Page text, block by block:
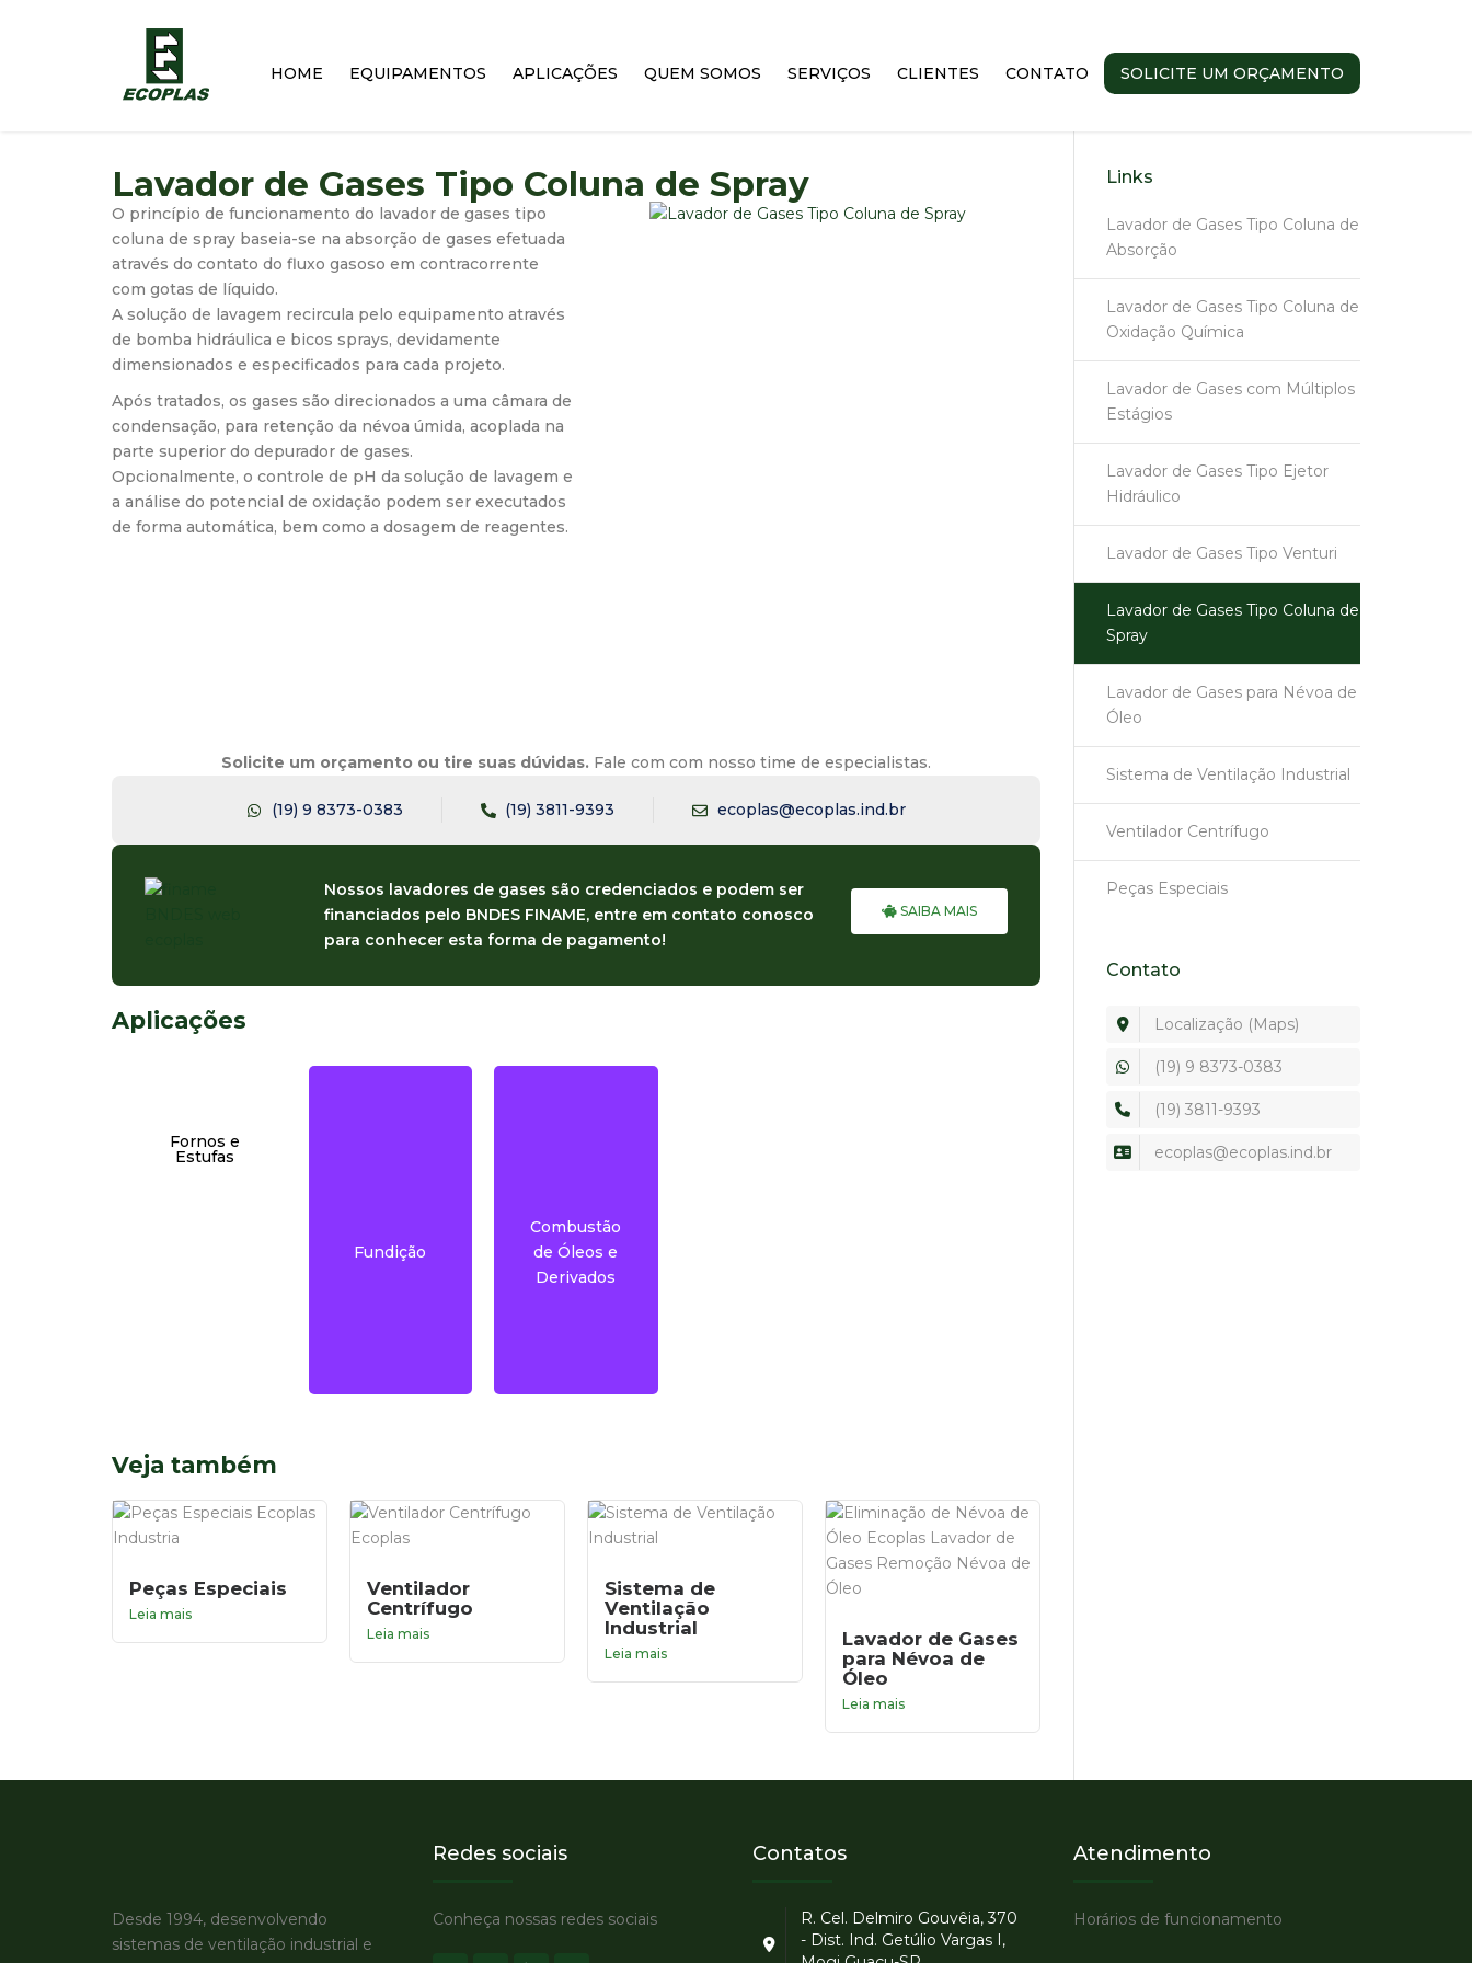
HOME EQUIPAMENTOS APLICAÇÕES QUEM SOMOS SERVIÇOS CLIENTES CONTATO SOLICITE UM ORÇAMENTO
Lavador de Gases Tipo Coluna de Spray
O princípio de funcionamento do lavador de gases tipo
coluna de spray baseia-se na absorção de gases efetuada
através do contato do fluxo gasoso em contracorrente
com gotas de líquido.
A solução de lavagem recircula pelo equipamento através
de bomba hidráulica e bicos sprays, devidamente
dimensionados e especificados para cada projeto.
Após tratados, os gases são direcionados a uma câmara de
condensação, para retenção da névoa úmida, acoplada na
parte superior do depurador de gases.
Opcionalmente, o controle de pH da solução de lavagem e
a análise do potencial de oxidação podem ser executados
de forma automática, bem como a dosagem de reagentes.
Solicite um orçamento ou tire suas dúvidas.Fale com com nosso time de especialistas.
(19) 9 8373-0383 (19) 3811-9393 ecoplas@ecoplas.ind.br
Nossos lavadores de gases são credenciados e podem ser
financiados pelo BNDES FINAME, entre em contato conosco
para conhecer esta forma de pagamento!
SAIBA MAIS
Aplicações
Fornos e
Estufas
mais…
Fundição
Combustão
de Óleos e
Derivados
mais…
Veja também
Peças Especiais
Leia mais
Ventilador
Centrífugo
Leia mais
Sistema de
Ventilação
Industrial
Leia mais
Lavador de Gases
para Névoa de
Óleo
Leia mais
Links
Lavador de Gases Tipo Coluna de
Absorção
Lavador de Gases Tipo Coluna de
Oxidação Química
Lavador de Gases com Múltiplos
Estágios
Lavador de Gases Tipo Ejetor
Hidráulico
Lavador de Gases Tipo Venturi
Lavador de Gases Tipo Coluna de
Spray
Lavador de Gases para Névoa de
Óleo
Sistema de Ventilação Industrial
Ventilador Centrífugo
Peças Especiais
Contato
Localização (Maps)
(19) 9 8373-0383
(19) 3811-9393
ecoplas@ecoplas.ind.br
Desde 1994, desenvolvendo
sistemas de ventilação industrial e
Redes sociais
Conheça nossas redes sociais
Contatos
R. Cel. Delmiro Gouvêia, 370
- Dist. Ind. Getúlio Vargas I,
Atendimento
Horários de funcionamento